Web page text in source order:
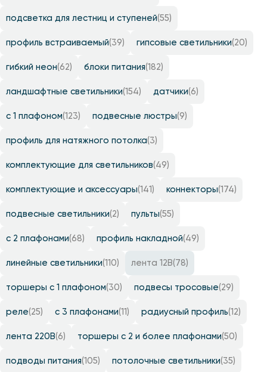
подсветка для лестниц и ступеней(55)
профиль встраиваемый(39) гипсовые светильники(20)
гибкий неон(62) блоки питания(182)
ландшафтные светильники(154) датчики(6)
с 1 плафоном(123) подвесные люстры(9)
профиль для натяжного потолка(3)
комплектующие для светильников(49)
комплектующие и аксессуары(141) коннекторы(174)
подвесные светильники(2) пульты(55)
с 2 плафонами(68) профиль накладной(49)
линейные светильники(110) лента 12B(78)
торшеры с 1 плафоном(30) подвесы тросовые(29)
реле(25) с 3 плафонами(11) радиусный профиль(12)
лента 220B(6) торшеры с 2 и более плафонами(50)
подводы питания(105) потолочные светильники(35)